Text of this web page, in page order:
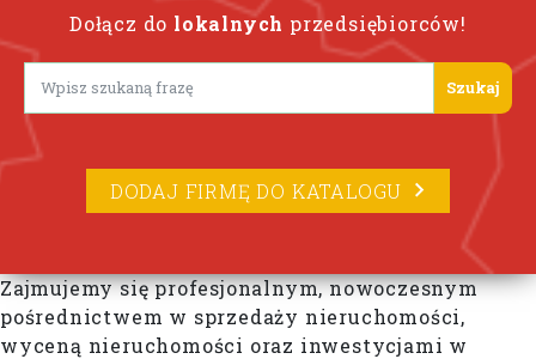
Dołącz do lokalnych przedsiębiorców!
DODAJ FIRMĘ DO KATALOGU
Zajmujemy się profesjonalnym, nowoczesnym
pośrednictwem w sprzedaży nieruchomości,
wyceną nieruchomości oraz inwestycjami w